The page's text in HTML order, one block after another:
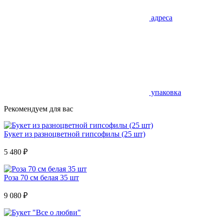
адреса
упаковка
Рекомендуем для вас
Букет из разноцветной гипсофилы (25 шт)
5 480 ₽
Роза 70 см белая 35 шт
9 080 ₽